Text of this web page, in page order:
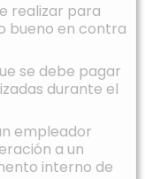
realizar para
bueno en contra
se debe pagar
durante el
empleador
a un
interno de